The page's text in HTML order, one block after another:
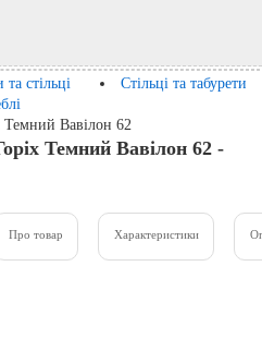
стільці
Стільці та табурети
Темний Вавілон 62
Темний Вавілон 62 -
Про товар Характеристики